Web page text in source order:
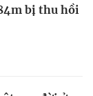
bị thu hồi